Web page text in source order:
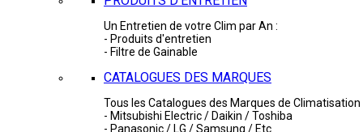
Un Entretien de votre Clim par An :
- Produits d'entretien
- Filtre de Gainable
CATALOGUES DES MARQUES
Tous les Catalogues des Marques de Climatisation
- Mitsubishi Electric / Daikin / Toshiba
- Panasonic / LG / Samsung / Etc